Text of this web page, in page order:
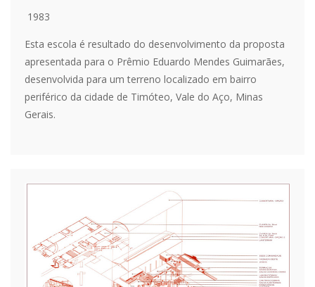
1983
Esta escola é resultado do desenvolvimento da proposta
apresentada para o Prêmio Eduardo Mendes Guimarães,
desenvolvida para um terreno localizado em bairro
periférico da cidade de Timóteo, Vale do Aço, Minas
Gerais.